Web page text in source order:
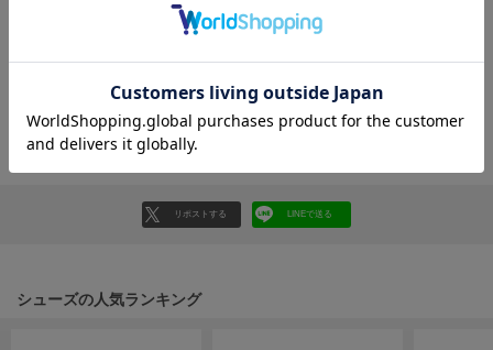
ファーファー
gelato pique
GELATO PIQUE CAT&DOG
ジェラート ピケ キャットアンドドッグ
ジェラート ピケ スリープ
レビューを書く
返品・キャンセルについて
リポストする LINEで送る
シューズの人気ランキング